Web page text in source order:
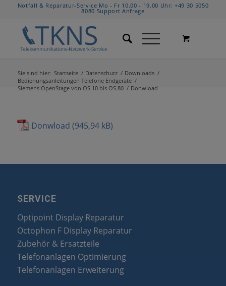
Notfall & Reparatur-Service Mo - Fr 10.00 - 19.00 Uhr:+49 30 5050
8080 Support Anfrage
Sie sind hier: Startseite / Datenschutz / Downloads /
Bedienungsanleitungen Telefone Endgeräte /
Siemens OpenStage von OS 10 bis OS 80 / Donwload
Donwload
SERVICE
Optipoint Display Reparatur
Octophon F Display Reparatur
Zubehör & Ersatzteile
Telefonanlagen Optimierung
Telefonanlagen Erweiterung